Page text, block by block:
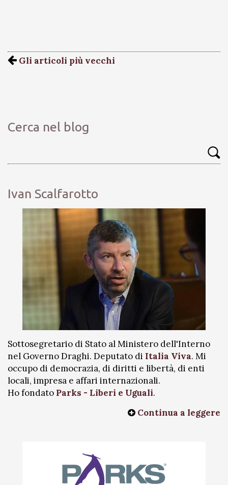
Gli articoli più vecchi
Cerca nel blog
Ivan Scalfarotto
Sottosegretario di Stato al Ministero dell'Interno
nel Governo Draghi. Deputato di Italia Viva. Mi
occupo di democrazia, di diritti e libertà, di enti
locali, impresa e affari internazionali.
Ho fondato Parks - Liberi e Uguali.
Continua a leggere